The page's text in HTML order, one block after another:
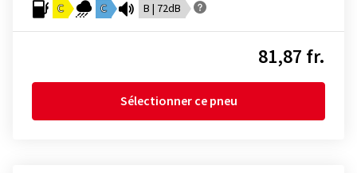
C C B | 72dB
81,87 fr.
Sélectionner ce pneu